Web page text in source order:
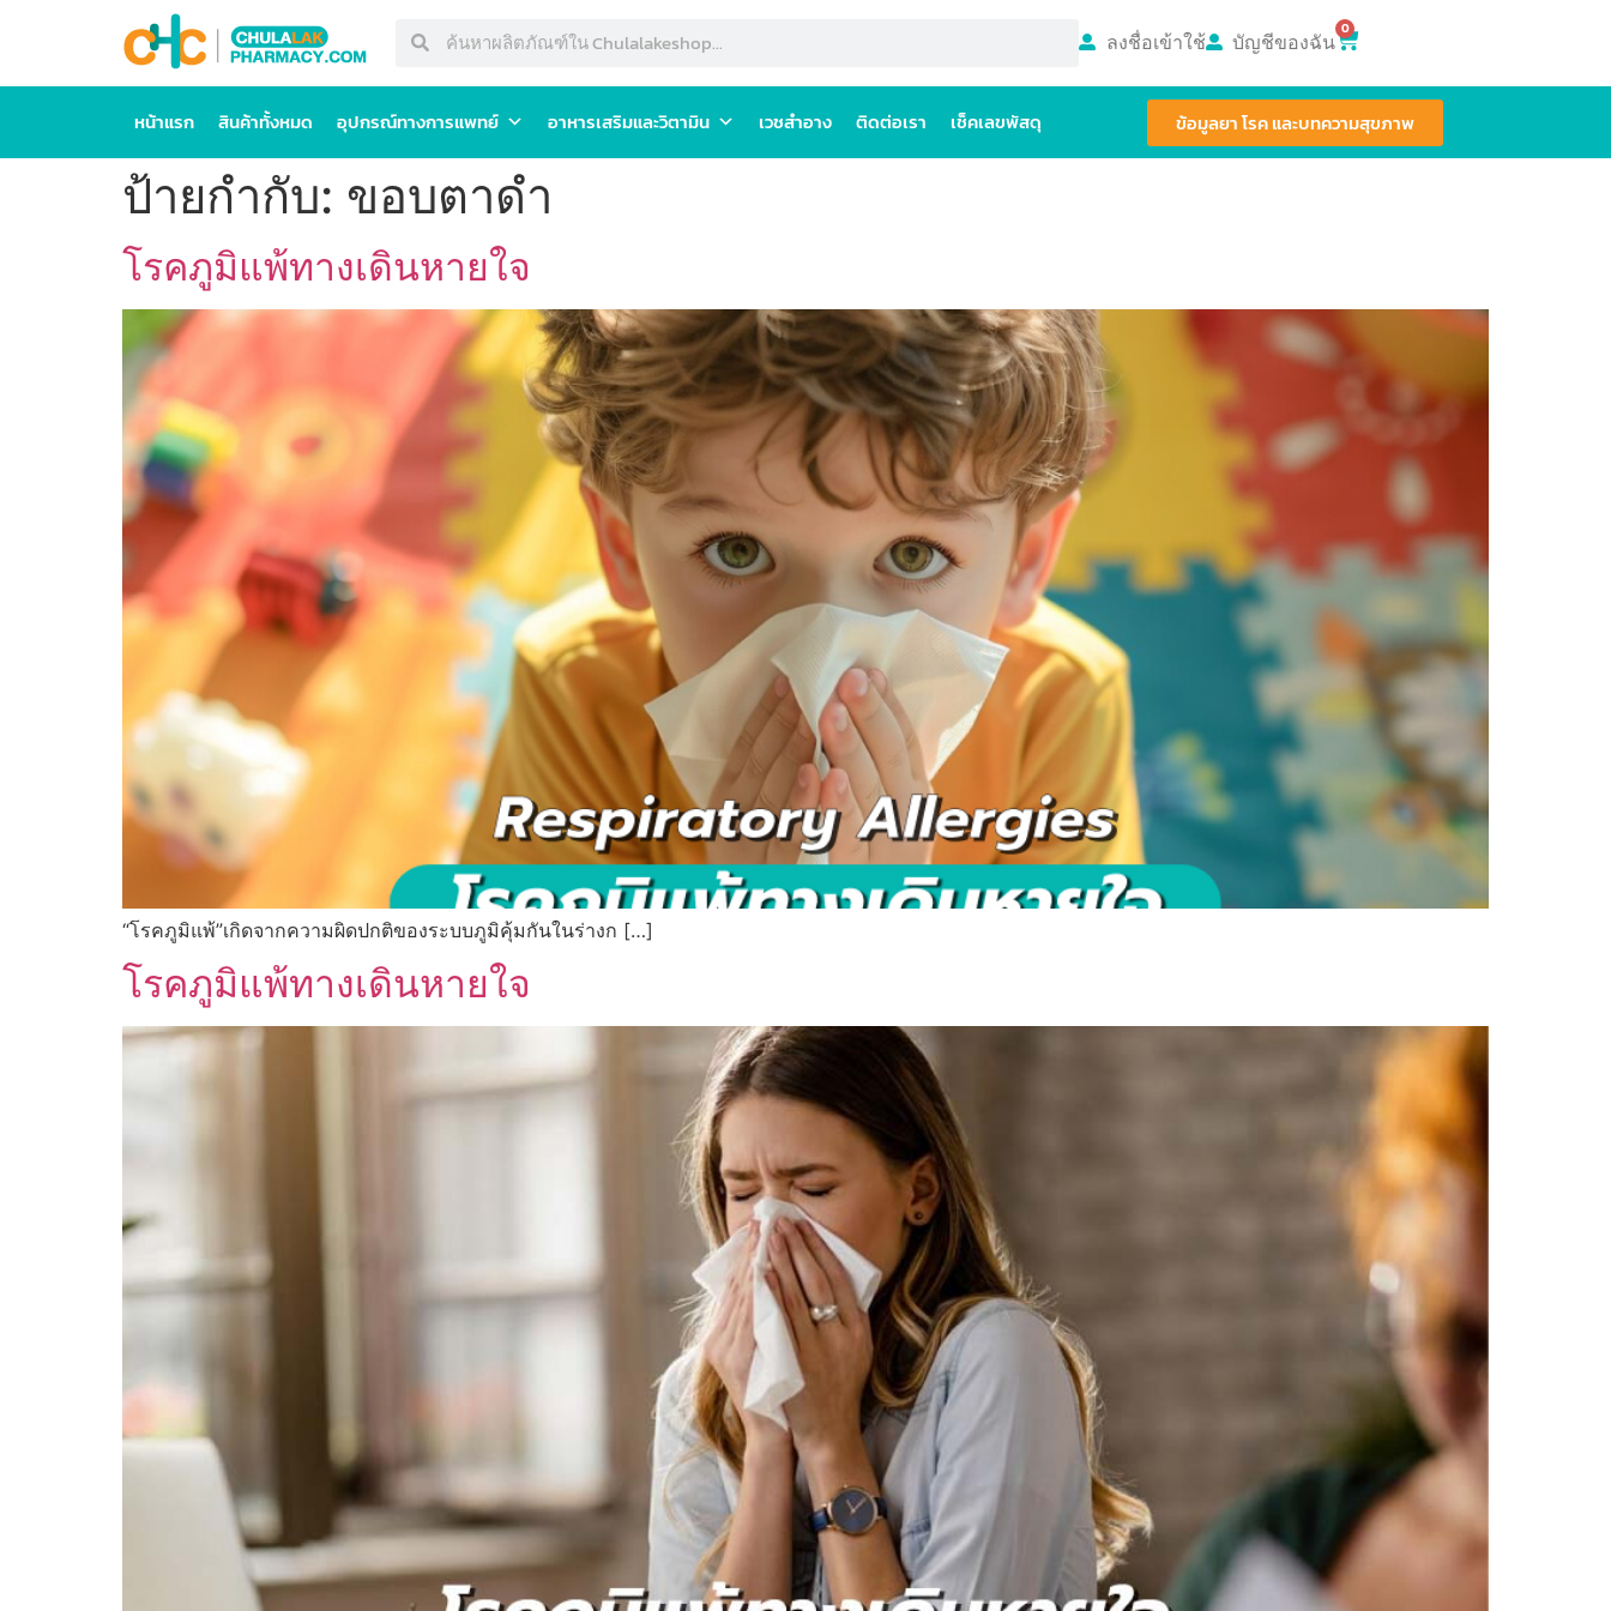
ลงชื่อเข้าใช้ บัญชีของฉัน 0
หน้าแรก สินค้าทั้งหมด อุปกรณ์ทางการแพทย์ อาหารเสริมและวิตามิน เวชสำอาง ติดต่อเรา เช็คเลขพัสดุ ข้อมูลยา โรค และบทความสุขภาพ
ป้ายกำกับ: ขอบตาดำ
โรคภูมิแพ้ทางเดินหายใจ
“โรคภูมิแพ้”เกิดจากความผิดปกติของระบบภูมิคุ้มกันในร่างก […]
โรคภูมิแพ้ทางเดินหายใจ